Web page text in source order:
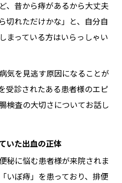
、昔から痔があるから大丈夫
切れただけかな」と、自分自
まっている方はいらっしゃい
気を見逃す原因になることが
受診されたある患者様のエピ
検査の大切さについてお話し
いた出血の正体
秘に悩む患者様が来院されま
いぼ痔」を患っており、排便